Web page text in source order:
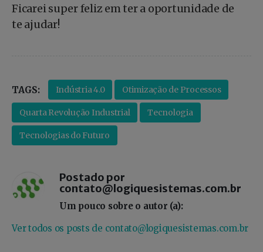
Ficarei super feliz em ter a oportunidade de
te ajudar!
TAGS: Indústria 4.0 Otimização de Processos
Quarta Revolução Industrial Tecnologia
Tecnologias do Futuro
Postado por
contato@logiquesistemas.com.br
Um pouco sobre o autor (a):
Ver todos os posts de contato@logiquesistemas.com.br